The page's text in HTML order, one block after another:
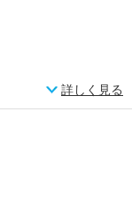
詳しく見る